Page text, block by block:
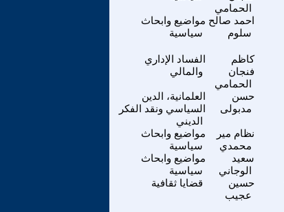
الحمامي
مواضيع وابحاث
سياسية
احمد صالح
سلوم
الفساد الإداري
والمالي
كاظم
فنجان
الحمامي
العلمانية، الدين
السياسي ونقد الفكر
الديني
حسن
مدبولى
مواضيع وابحاث
سياسية
نظام مير
محمدي
مواضيع وابحاث
سياسية
سعيد
الوجاني
قضايا ثقافية
حسين
عجيب